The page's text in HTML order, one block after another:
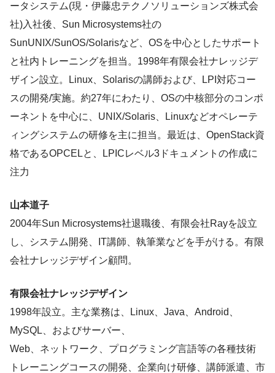
ータシステム(現・伊藤忠テクノソリューションズ株式会
社)入社後、Sun Microsystems社の
SunUNIX/SunOS/Solarisなど、OSを中心としたサポート
と社内トレーニングを担当。1998年有限会社ナレッジデ
ザイン設立。Linux、Solarisの講師および、LPI対応コー
スの開発/実施。約27年にわたり、OSの中核部分のコンポ
ーネントを中心に、UNIX/Solaris、Linuxなどオペレーテ
ィングシステムの研修を主に担当。最近は、OpenStack資
格であるOPCELと、LPICレベル3ドキュメントの作成に
注力
山本道子
2004年Sun Microsystems社退職後、有限会社Rayを設立
し、システム開発、IT講師、執筆業などを手がける。有限
会社ナレッジデザイン顧問。
有限会社ナレッジデザイン
1998年設立。主な業務は、Linux、Java、Android、
MySQL、およびサーバー、
Web、ネットワーク、プログラミング言語等の各種技術
トレーニングコースの開発、企業向け研修、講師派遣、市